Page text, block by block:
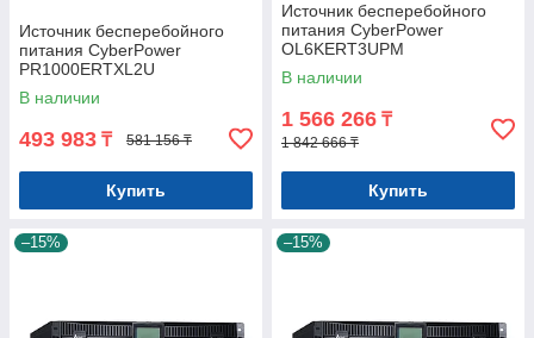
Источник бесперебойного
питания CyberPower
PR1000ERTXL2U
В наличии
493 983 ₸ 581 156 ₸
Купить
Источник бесперебойного
питания CyberPower
OL6KERT3UPM
В наличии
1 566 266 ₸
1 842 666 ₸
Купить
–15% –15%